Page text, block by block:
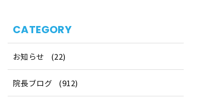
CATEGORY
お知らせ (22)
院長ブログ (912)